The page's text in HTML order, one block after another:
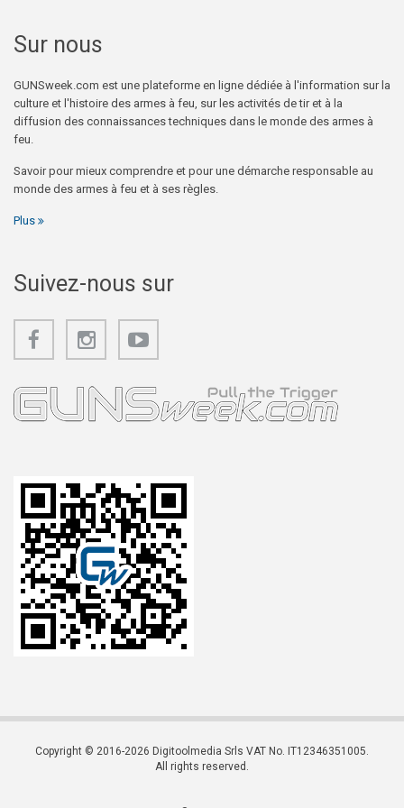
Sur nous
GUNSweek.com est une plateforme en ligne dédiée à l'information sur la
culture et l'histoire des armes à feu, sur les activités de tir et à la
diffusion des connaissances techniques dans le monde des armes à
feu.
Savoir pour mieux comprendre et pour une démarche responsable au
monde des armes à feu et à ses règles.
Plus
Suivez-nous sur
Copyright © 2016-2026 Digitoolmedia Srls VAT No. IT12346351005.
All rights reserved.